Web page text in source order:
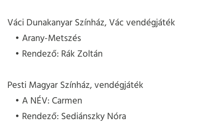
Váci Dunakanyar Színház, Vác vendégjáték
Arany-Metszés
Rendező: Rák Zoltán
Pesti Magyar Színház, vendégjáték
A NÉV: Carmen
Rendező: Sediánszky Nóra